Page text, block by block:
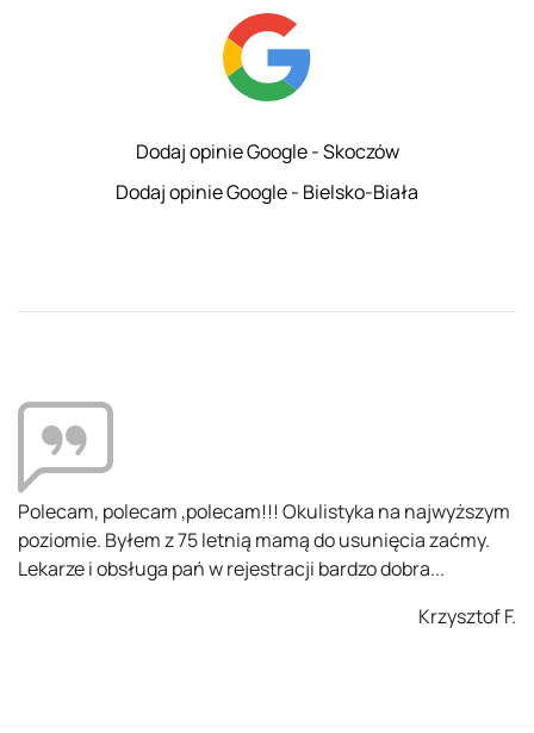
Dodaj opinie Google - Skoczów
Dodaj opinie Google - Bielsko-Biała
Kompetentni ludzie, na odpowiednim miejscu. Zostałem
potraktowany z uwagą i zaangażowaniem. Problemów
przy rejestracji nie było. Polecam.
Ania K.